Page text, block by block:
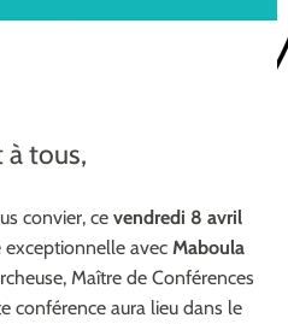
tous,
convier, cevendredi 8 avril
exceptionnelle avecMaboula
Maître de Conférences
conférence aura lieu dans le